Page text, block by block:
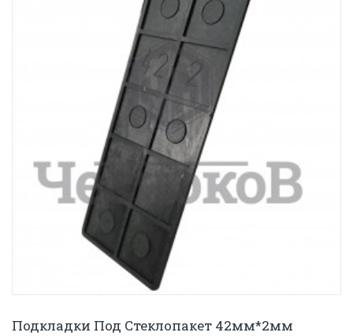
Подкладки Под Стеклопакет 42мм*2мм